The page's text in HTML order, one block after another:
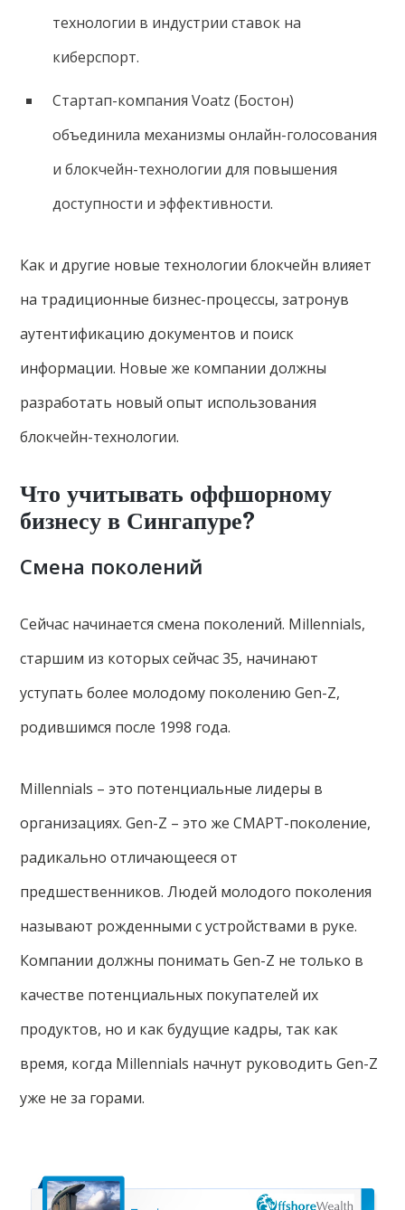
технологии в индустрии ставок на
киберспорт.
Стартап-компания Voatz (Бостон)
объединила механизмы онлайн-голосования
и блокчейн-технологии для повышения
доступности и эффективности.
Как и другие новые технологии блокчейн влияет
на традиционные бизнес-процессы, затронув
аутентификацию документов и поиск
информации. Новые же компании должны
разработать новый опыт использования
блокчейн-технологии.
Что учитывать оффшорному
бизнесу в Сингапуре?
Смена поколений
Сейчас начинается смена поколений. Millennials,
старшим из которых сейчас 35, начинают
уступать более молодому поколению Gen-Z,
родившимся после 1998 года.
Millennials – это потенциальные лидеры в
организациях. Gen-Z – это же СМАРТ-поколение,
радикально отличающееся от
предшественников. Людей молодого поколения
называют рожденными с устройствами в руке.
Компании должны понимать Gen-Z не только в
качестве потенциальных покупателей их
продуктов, но и как будущие кадры, так как
время, когда Millennials начнут руководить Gen-Z
уже не за горами.